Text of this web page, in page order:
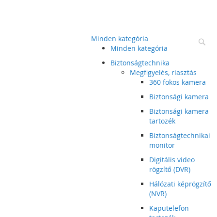
Minden kategória
Minden kategória
Biztonságtechnika
Megfigyelés, riasztás
360 fokos kamera
Biztonsági kamera
Biztonsági kamera
tartozék
Biztonságtechnikai
monitor
Digitális video
rögzítő (DVR)
Hálózati képrögzítő
(NVR)
Kaputelefon